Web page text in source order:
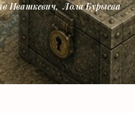
Ивашкевич, Лола Бурыева